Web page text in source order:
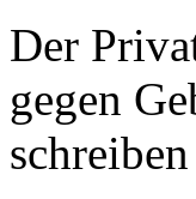
Der
gegen